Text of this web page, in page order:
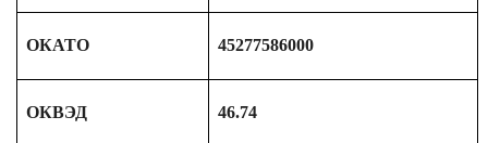
ОКАТО 45277586000
ОКВЭД 46.74